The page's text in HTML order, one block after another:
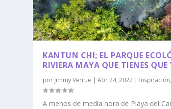
KANTUN CHI; EL PARQUE
RIVIERA MAYA QUE TIENES QUE
por Jimmy Verrue |Abr 24, 2022 | Inspiración,
A menos de media hora de Playa del